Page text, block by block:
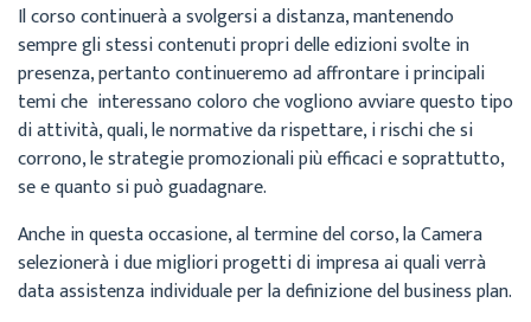
Il corso continuerà a svolgersi a distanza, mantenendo
sempre gli stessi contenuti propri delle edizioni svolte in
presenza, pertanto continueremo ad affrontare i principali
temi che interessano coloro che vogliono avviare questo tipo
di attività, quali, le normative da rispettare, i rischi che si
corrono, le strategie promozionali più efficaci e soprattutto,
se e quanto si può guadagnare.
Anche in questa occasione, al termine del corso, la Camera
selezionerà i due migliori progetti di impresa ai quali verrà
data assistenza individuale per la definizione del business plan.